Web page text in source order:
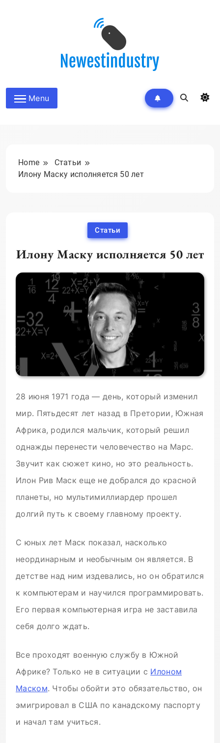
Menu
Home
Статьи
Илону Маску исполняется 50 лет
Статьи
Илону Маску исполняется 50 лет
28 июня 1971 года — день, который изменил
мир. Пятьдесят лет назад в Претории, Южная
Африка, родился мальчик, который решил
однажды перенести человечество на Марс.
Звучит как сюжет кино, но это реальность.
Илон Рив Маск еще не добрался до красной
планеты, но мультимиллиардер прошел
долгий путь к своему главному проекту.
С юных лет Маск показал, насколько
неординарным и необычным он является. В
детстве над ним издевались, но он обратился
к компьютерам и научился программировать.
Его первая компьютерная игра не заставила
себя долго ждать.
Все проходят военную службу в Южной
Африке? Только не в ситуации с Илоном
Маском. Чтобы обойти это обязательство, он
эмигрировал в США по канадскому паспорту
и начал там учиться.